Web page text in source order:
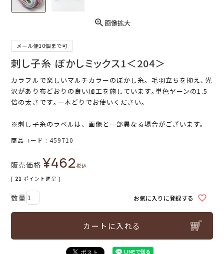
画像拡大
メール便10個まで可
刺し子糸 ぼかしミックス1＜204＞
カラフルで楽しいマルチカラーのぼかし糸。毛羽立ちを抑え､光
沢があり布どおりの良い加工を施しています｡単色ヤーンの1.5
倍の太さです｡一本どりでお使いください。
※刺し子糸のラベルは、画像と一部異なる場合がございます。
商品コード 459710
販売価格 ¥462税込
[ 21 ポイント進呈 ]
お気に入りに登録する
カートに入れる